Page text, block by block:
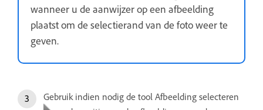
wanneer u de aanwijzer op een afbeelding
plaatst om de selectierand van de foto weer te
geven.
Gebruik indien nodig de tool Afbeelding selecteren